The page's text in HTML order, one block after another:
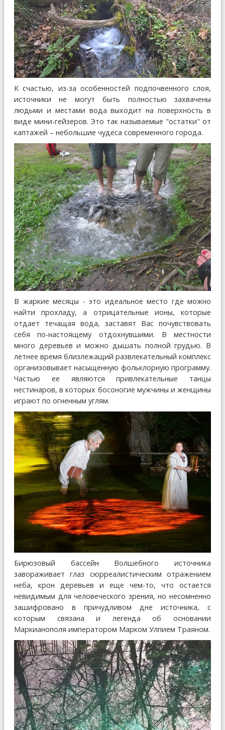
К счастью, из-за особенностей подпочвенного слоя,
источники не могут быть полностью захвачены
людьми и местами вода выходит на поверхность в
виде мини-гейзеров. Это так называемые "остатки" от
каптажей – небольшие чудеса современного города.
В жаркие месяцы - это идеальное место где можно
найти прохладу, а отрицательные ионы, которые
отдает течащая вода, заставят Вас почувствовать
себя по-настоящему отдохнувшими. В местности
много деревьев и можно дышать полной грудью. В
летнее время близлежащий развлекательный комплекс
организовывает насыщенную фольклорную программу.
Частью ее являются привлекательные танцы
нестинаров, в которых босоногие мужчины и женщины
играют по огненным углям.
Бирюзовый бассейн Волшебного источника
завораживает глаз сюрреалистическим отражением
неба, крон деревьев и еще чем-то, что остается
невидимым для человеческого зрения, но несомненно
зашифровано в причудливом дне источника, с
которым связана и легенда об основании
Маркианополя императором Марком Улпием Траяном.